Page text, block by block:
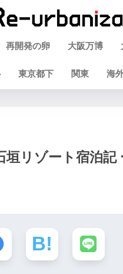
再開発の卵 大阪万博
東京都下 関東 海
リゾート宿泊記